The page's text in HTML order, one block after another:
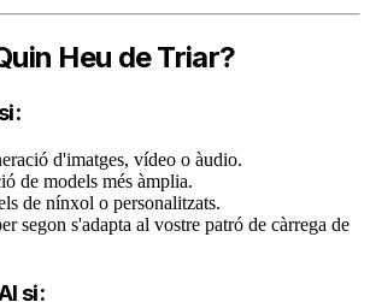
Heu de Triar?
d'imatges, vídeo o àudio.
de models més àmplia.
de nínxol o personalitzats.
segon s'adapta al vostre patró de càrrega de
si: